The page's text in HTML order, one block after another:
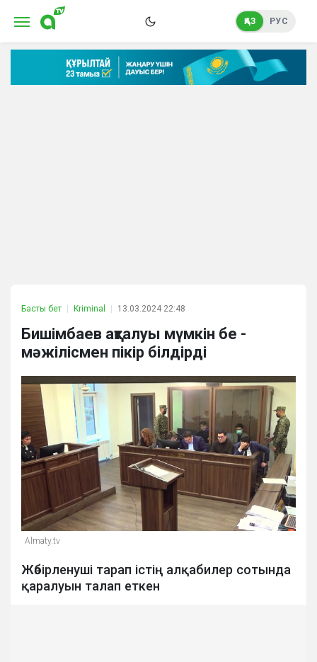
ҚАЗ РУС
Басты бет Kriminal 13.03.2024 22:48
Бишімбаев ақталуы мүмкін бе -
мәжілісмен пікір білдірді
Almaty.tv
Жәбірленуші тарап істің алқабилер сотында
қаралуын талап еткен